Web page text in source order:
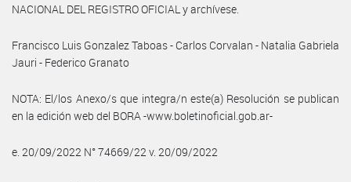
NACIONAL DEL REGISTRO OFICIAL y archívese.
Francisco Luis Gonzalez Taboas - Carlos Corvalan - Natalia Gabriela
Jauri - Federico Granato
NOTA: El/los Anexo/s que integra/n este(a) Resolución se publican
en la edición web del BORA -www.boletinoficial.gob.ar-
e. 20/09/2022 N° 74669/22 v. 20/09/2022